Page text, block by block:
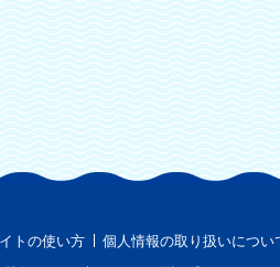
トの使い方 個人情報の取り扱いについ